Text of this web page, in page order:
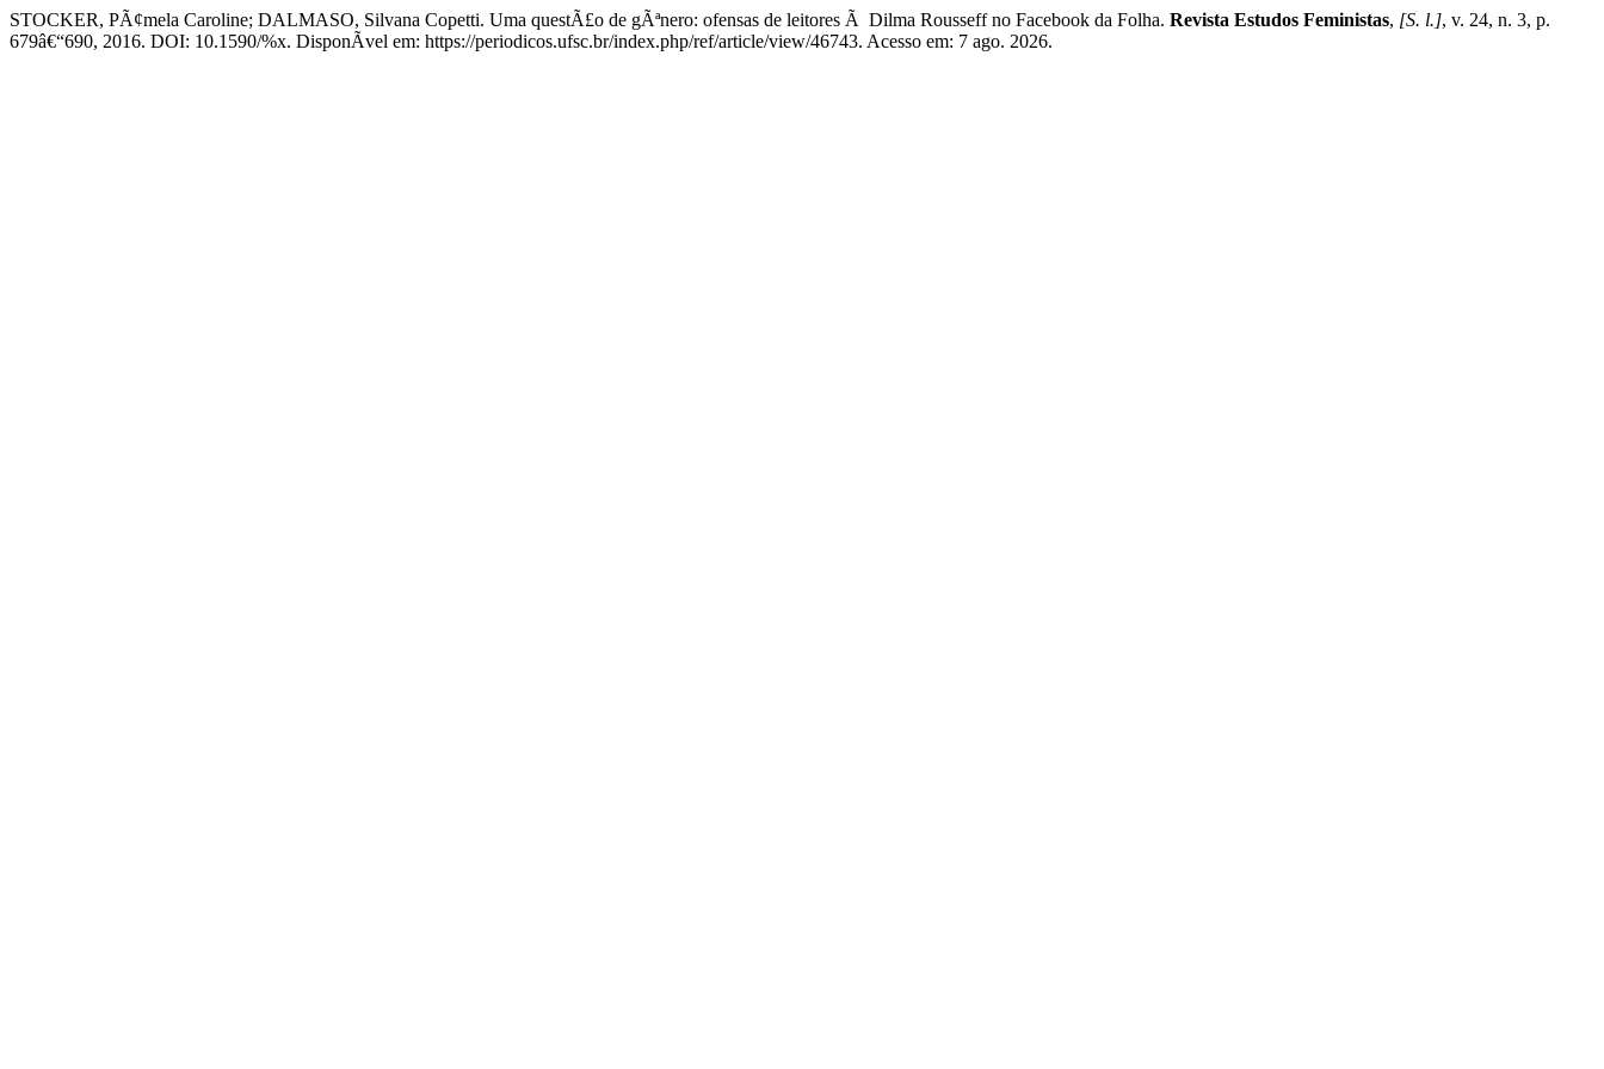
STOCKER, PÃ¢mela Caroline; DALMASO, Silvana Copetti. Uma questÃ£o de gÃªnero: ofensas de leitores Ã Dilma Rousseff no Facebook da Folha. Revista Estudos Feministas, [S. l.], v. 24, n. 3, p.
679â€“690, 2016. DOI: 10.1590/%x. DisponÃ­vel em: https://periodicos.ufsc.br/index.php/ref/article/view/46743. Acesso em: 7 ago. 2026.